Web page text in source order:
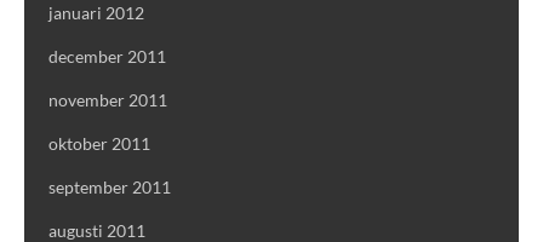
januari 2012
december 2011
november 2011
oktober 2011
september 2011
augusti 2011